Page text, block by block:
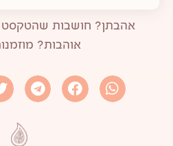
אהבתן? חושבות שהטקסט
אוהבות?